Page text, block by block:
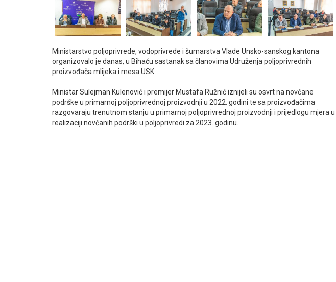
Ministarstvo poljoprivrede, vodoprivrede i šumarstva Vlade Unsko-sanskog kantona
organizovalo je danas, u Bihaću sastanak sa članovima Udruženja poljoprivrednih
proizvođača mlijeka i mesa USK.
Ministar Sulejman Kulenović i premijer Mustafa Ružnić iznijeli su osvrt na novčane
podrške u primarnoj poljoprivrednoj proizvodnji u 2022. godini te sa proizvođačima
razgovaraju trenutnom stanju u primarnoj poljoprivrednoj proizvodnji i prijedlogu mjera u
realizaciji novčanih podrški u poljoprivredi za 2023. godinu.